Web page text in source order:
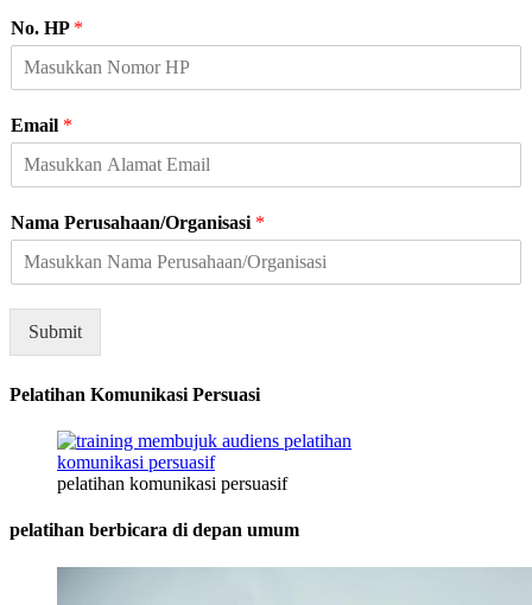
No. HP *
Email *
Nama Perusahaan/Organisasi *
Submit
Pelatihan Komunikasi Persuasi
pelatihan komunikasi persuasif
pelatihan berbicara di depan umum